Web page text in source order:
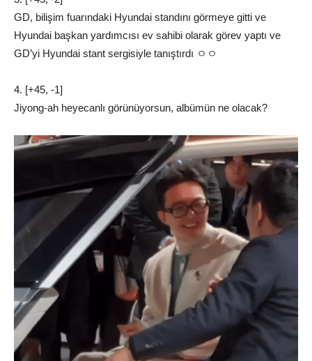
GD, bilişim fuarındaki Hyundai standını görmeye gitti ve
Hyundai başkan yardımcısı ev sahibi olarak görev yaptı ve
GD’yi Hyundai stant sergisiyle tanıştırdı ㅇㅇ
4. [+45, -1]
Jiyong-ah heyecanlı görünüyorsun, albümün ne olacak?